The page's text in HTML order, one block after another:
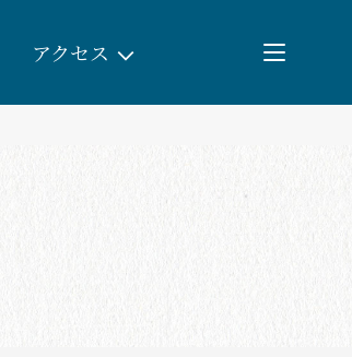
アクセス
団体予約
教育/研修旅行
観る・遊ぶ